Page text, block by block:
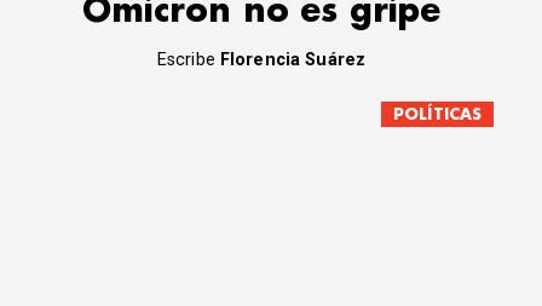
Ómicron no es gripe
Escribe Florencia Suárez
POLÍTICAS